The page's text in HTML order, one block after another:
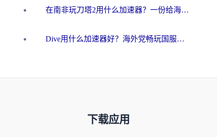
在南非玩刀塔2用什么加速器？一份给海外游子的终极生存指南
Dive用什么加速器好？海外党畅玩国服游戏的终极避坑指南
下载应用